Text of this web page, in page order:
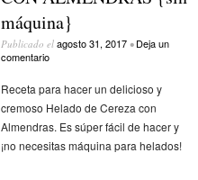
máquina}
Publicado el agosto 31, 2017 • Deja un
comentario
Receta para hacer un delicioso y
cremoso Helado de Cereza con
Almendras. Es súper fácil de hacer y
¡no necesitas máquina para helados!